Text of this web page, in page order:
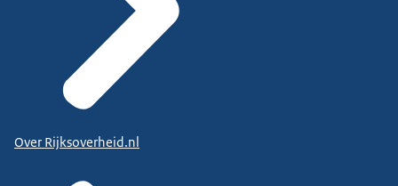
Over Rijksoverheid.nl